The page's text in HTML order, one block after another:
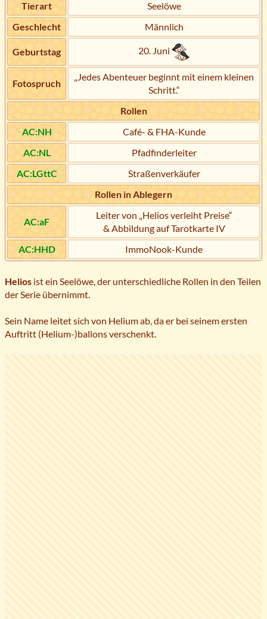
Tierart
Seelöwe
Geschlecht
Männlich
Geburtstag 20. Juni
Fotospruch
„Jedes Abenteuer beginnt mit einem kleinen
Schritt.“
Rollen
AC:NH
Café- & FHA-Kunde
AC:NL
Pfadfinderleiter
AC:LGttC
Straßenverkäufer
Rollen in Ablegern
AC:aF
Leiter von „Helios verleiht Preise“
& Abbildung auf Tarotkarte IV
AC:HHD
ImmoNook-Kunde
Helios ist ein Seelöwe, der unterschiedliche Rollen in den Teilen
der Serie übernimmt.
Sein Name leitet sich von Helium ab, da er bei seinem ersten
Auftritt (Helium-)ballons verschenkt.